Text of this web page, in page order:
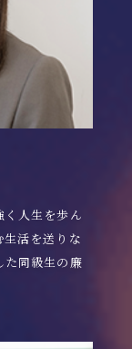
く人生を歩ん
活を送りな
た同級生の廉